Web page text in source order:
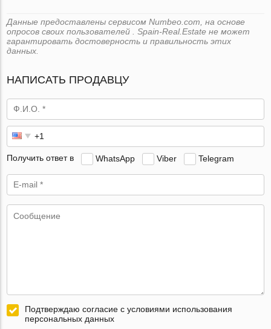
Данные предоставлены сервисом Numbeo.com, на основе
опросов своих пользователей . Spain-Real.Estate не может
гарантировать достоверность и правильность этих
данных.
НАПИСАТЬ ПРОДАВЦУ
Получить ответ в WhatsApp Viber Telegram
Подтверждаю согласие с условиями использования
персональных данных